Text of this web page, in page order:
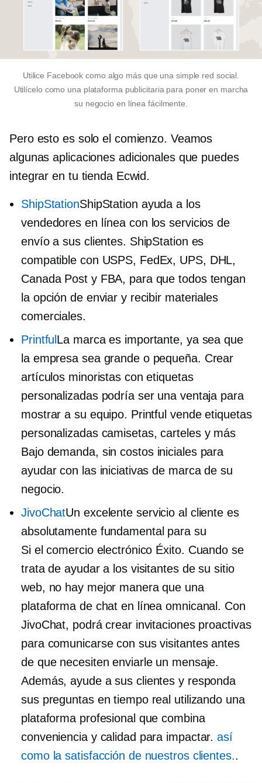
Utilice Facebook como algo más que una simple red social.
Utilícelo como una plataforma publicitaria para poner en marcha
su negocio en línea fácilmente.
Pero esto es solo el comienzo. Veamos
algunas aplicaciones adicionales que puedes
integrar en tu tienda Ecwid.
ShipStationShipStation ayuda a los
vendedores en línea con los servicios de
envío a sus clientes. ShipStation es
compatible con USPS, FedEx, UPS, DHL,
Canada Post y FBA, para que todos tengan
la opción de enviar y recibir materiales
comerciales.
Printful La marca es importante, ya sea que
la empresa sea grande o pequeña. Crear
artículos minoristas con etiquetas
personalizadas podría ser una ventaja para
mostrar a su equipo. Printful vende etiquetas
personalizadas camisetas, carteles y más
Bajo demanda, sin costos iniciales para
ayudar con las iniciativas de marca de su
negocio.
JivoChatUn excelente servicio al cliente es
absolutamente fundamental para su
Si el comercio electrónico Éxito. Cuando se
trata de ayudar a los visitantes de su sitio
web, no hay mejor manera que una
plataforma de chat en línea omnicanal. Con
JivoChat, podrá crear invitaciones proactivas
para comunicarse con sus visitantes antes
de que necesiten enviarle un mensaje.
Además, ayude a sus clientes y responda
sus preguntas en tiempo real utilizando una
plataforma profesional que combina
conveniencia y calidad para impactar.así
como la satisfacción de nuestros clientes..